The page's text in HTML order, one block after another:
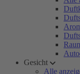
Gesicht
Alle